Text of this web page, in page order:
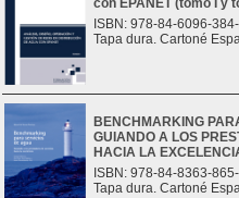
con EPANET (tomo I y
ISBN: 978-84-6096-
Tapa dura. Cartoné
BENCHMARKING
GUIANDO A LOS
HACIA LA
ISBN: 978-84-8363-
Tapa dura. Cartoné